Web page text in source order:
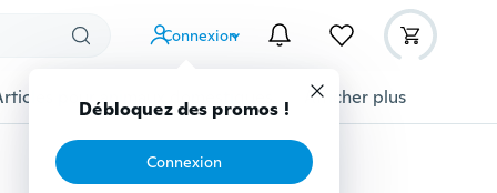
Connexion
Débloquez des promos !
Connexion
pour animaux domestiques Afficher plus